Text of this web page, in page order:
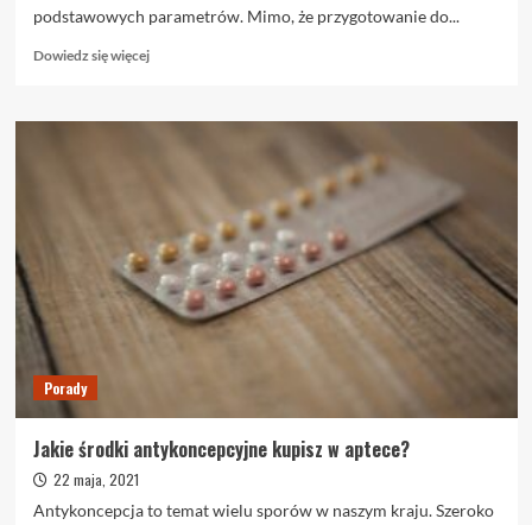
podstawowych parametrów. Mimo, że przygotowanie do...
Dowiedz się więcejDowiedz
o
badań
krwi?
Porady
Jakie środki antykoncepcyjne kupisz w aptece?
22 maja, 2021
Antykoncepcja to temat wielu sporów w naszym kraju. Szeroko